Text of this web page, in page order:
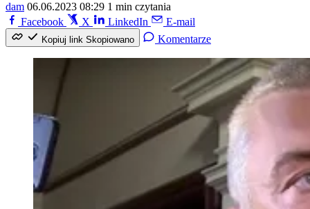
dam 06.06.2023 08:29 1 min czytania
Facebook
X LinkedIn E-mail
Kopiuj link Skopiowano Komentarze